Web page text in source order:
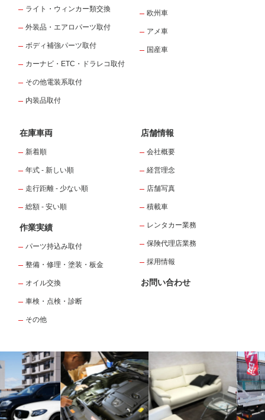
ライト・ウィンカー類交換
外装品・エアロパーツ取付
ボディ補強パーツ取付
カーナビ・ETC・ドラレコ取付
その他電装系取付
内装品取付
欧州車
アメ車
国産車
在庫車両
新着順
年式 - 新しい順
走行距離 - 少ない順
総額 - 安い順
作業実績
パーツ持込み取付
整備・修理・塗装・板金
オイル交換
車検・点検・診断
その他
店舗情報
会社概要
経営理念
店舗写真
積載車
レンタカー業務
保険代理店業務
採用情報
お問い合わせ